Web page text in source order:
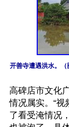
开善寺遭遇洪水。（
高碑店市文化
情况属实。“
了看受淹情况